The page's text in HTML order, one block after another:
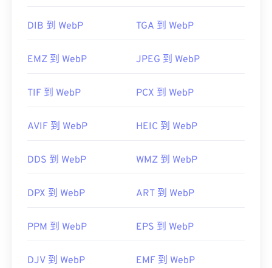
DIB 到 WebP TGA 到 WebP
EMZ 到 WebP JPEG 到 WebP
TIF 到 WebP PCX 到 WebP
AVIF 到 WebP HEIC 到 WebP
DDS 到 WebP WMZ 到 WebP
DPX 到 WebP ART 到 WebP
PPM 到 WebP EPS 到 WebP
DJV 到 WebP EMF 到 WebP